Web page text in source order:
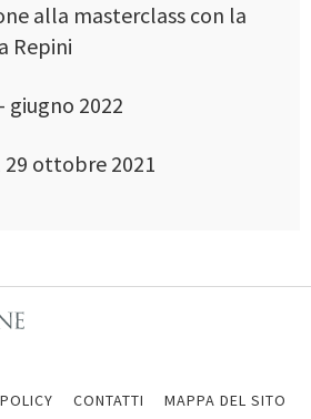
alla masterclass con la
Repini
giugno 2022
ottobre 2021
CONTATTI
MAPPA DEL SITO